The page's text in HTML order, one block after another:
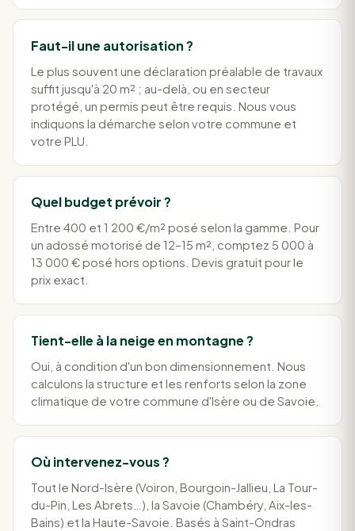
Faut-il une autorisation ?
Le plus souvent une déclaration préalable de travaux
suffit jusqu'à 20 m² ; au-delà, ou en secteur
protégé, un permis peut être requis. Nous vous
indiquons la démarche selon votre commune et
votre PLU.
Quel budget prévoir ?
Entre 400 et 1 200 €/m² posé selon la gamme. Pour
un adossé motorisé de 12–15 m², comptez 5 000 à
13 000 € posé hors options. Devis gratuit pour le
prix exact.
Tient-elle à la neige en montagne ?
Oui, à condition d'un bon dimensionnement. Nous
calculons la structure et les renforts selon la zone
climatique de votre commune d'Isère ou de Savoie.
Où intervenez-vous ?
Tout le Nord-Isère (Voiron, Bourgoin-Jallieu, La Tour-
du-Pin, Les Abrets…), la Savoie (Chambéry, Aix-les-
Bains) et la Haute-Savoie. Basés à Saint-Ondras